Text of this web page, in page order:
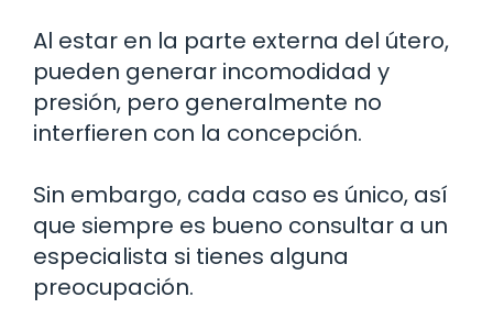
Al estar en la parte externa del útero,
pueden generar incomodidad y
presión, pero generalmente no
interfieren con la concepción.
Sin embargo, cada caso es único, así
que siempre es bueno consultar a un
especialista si tienes alguna
preocupación.